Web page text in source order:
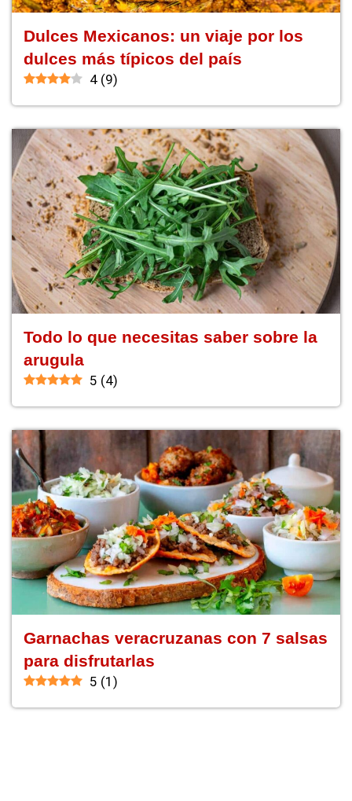
Dulces Mexicanos: un viaje por los
dulces más típicos del país
4 (9)
Todo lo que necesitas saber sobre la
arugula
5 (4)
Garnachas veracruzanas con 7 salsas
para disfrutarlas
5 (1 )